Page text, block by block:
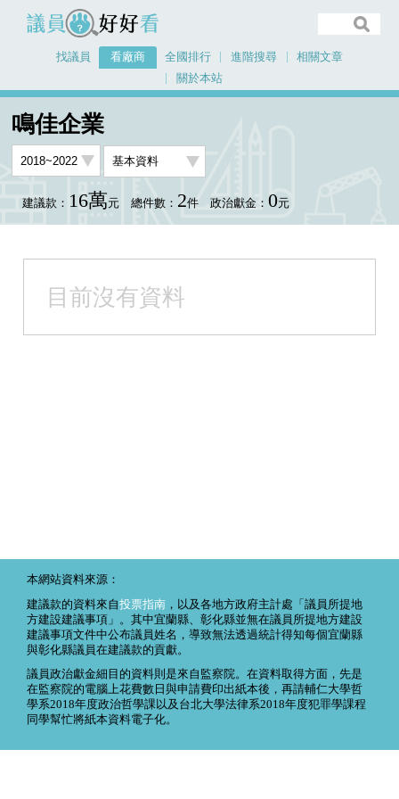
議員好好看
找議員 看廠商 全國排行 進階搜尋
相關文章
關於本站
鳴佳企業
建議款： 16萬元 總件數： 2件 政治獻金： 0元
目前沒有資料
本網站資料來源：
建議款的資料來自投票指南 ，以及各地方政府主計處「議員所提地
方建設建議事項」。其中宜蘭縣、彰化縣並無在議員所提地方建設
建議事項文件中公布議員姓名，導致無法透過統計得知每個宜蘭縣
與彰化縣議員在建議款的貢獻。
議員政治獻金細目的資料則是來自監察院。在資料取得方面，先是
在監察院的電腦上花費數日與申請費印出紙本後，再請輔仁大學哲
學系2018年度政治哲學課以及台北大學法律系2018年度犯罪學課程
同學幫忙將紙本資料電子化。